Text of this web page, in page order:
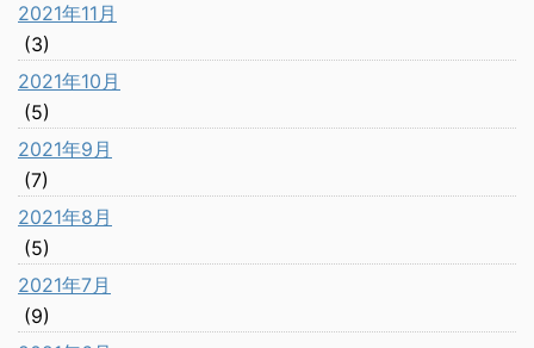
2021年11月
(3)
2021年10月
(5)
2021年9月
(7)
2021年8月
(5)
2021年7月
(9)